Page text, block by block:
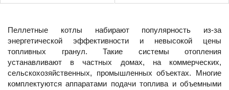
Пеллетные котлы набирают популярность из-за
энергетической эффективности и невысокой цены
топливных гранул. Такие системы отопления
устанавливают в частных домах, на коммерческих,
сельскохозяйственных, промышленных объектах. Многие
комплектуются аппаратами подачи топлива и объемными